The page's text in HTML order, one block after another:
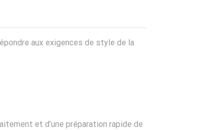
aux exigences de style de la
et d’une préparation rapide de